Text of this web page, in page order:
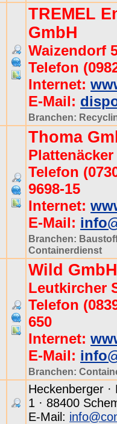
TREMEL
GmbH
Waizendorf
Telefon
Internet:
E-Mail:
Branchen:
Thoma
Plattenäcker
Telefon
9698-15
Internet:
E-Mail:
Branchen:
Containerdienst
Wild
Leutkircher
Telefon
650
Internet:
E-Mail:
Branchen:
Heckenberger ·
1 · 88400
E-Mail: